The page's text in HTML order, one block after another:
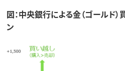
図：中央銀行による金（ゴールド
ン